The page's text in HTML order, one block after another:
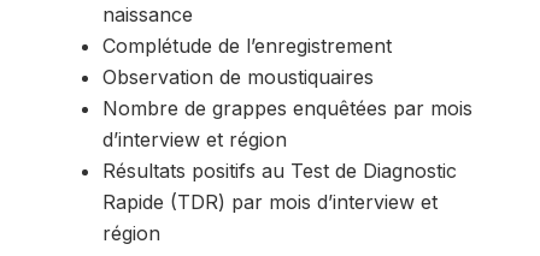
naissance
Complétude de l’enregistrement
Observation de moustiquaires
Nombre de grappes enquêtées par mois
d’interview et région
Résultats positifs au Test de Diagnostic
Rapide (TDR) par mois d’interview et
région